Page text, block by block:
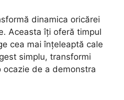
dinamica oricărei
Aceasta îți oferă timpul
cea mai înțeleaptă cale
simplu, transformi
ocazie de a demonstra